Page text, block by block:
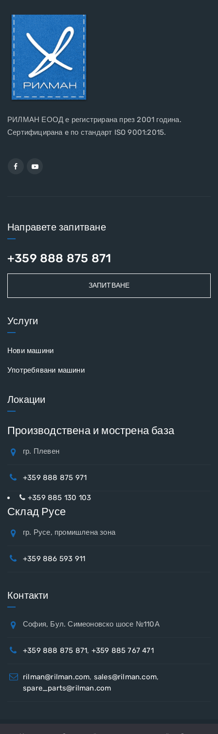
РИЛМАН ЕООД е регистрирана през 2001 година.
Сертифицирана e по стандарт ISO 9001:2015.
Направете запитване
+359 888 875 871
ЗАПИТВАНЕ
Услуги
Нови машини
Употребявани машини
Локации
Производствена и мострена база
гр. Плевен
+359 888 875 971
+359 885 130 103
Склад Русе
гр. Русе, промишлена зона
+359 886 593 911
Контакти
София, Бул. Симеоновско шосе №110А
+359 888 875 871, +359 885 767 471
rilman@rilman.com, sales@rilman.com,
spare_parts@rilman.com